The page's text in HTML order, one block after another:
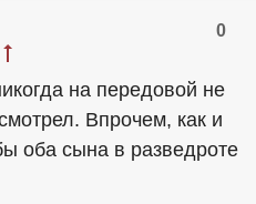
0
на передовой не
Впрочем, как и
оба сына в разведроте